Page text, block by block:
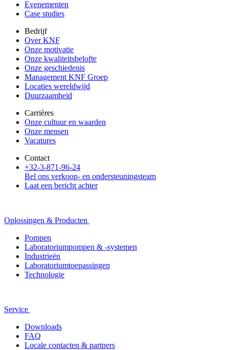
Evenementen
Case studies
Bedrijf
Over KNF
Onze motivatie
Onze kwaliteitsbelofte
Onze geschiedenis
Management KNF Groep
Locaties wereldwijd
Duurzaamheid
Carrières
Onze cultuur en waarden
Onze mensen
Vacatures
Contact
+32-3-871-96-24
Bel ons verkoop- en ondersteuningsteam
Laat een bericht achter
Oplossingen & Producten
Pompen
Laboratoriumpompen & -systemen
Industrieën
Laboratoriumtoepassingen
Technologie
Service
Downloads
FAQ
Locale contacten & partners